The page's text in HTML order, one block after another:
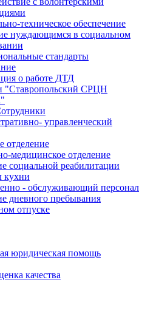
техническое обеспечение
нуждающимся в социальном
стандарты
о работе ДТД
"Ставропольский СРЦН
управленческий
отделение
медицинское отделение
социальной реабилитации
кухни
- обслуживающий персонал
дневного пребывания
отпуске
юридическая помощь
качества